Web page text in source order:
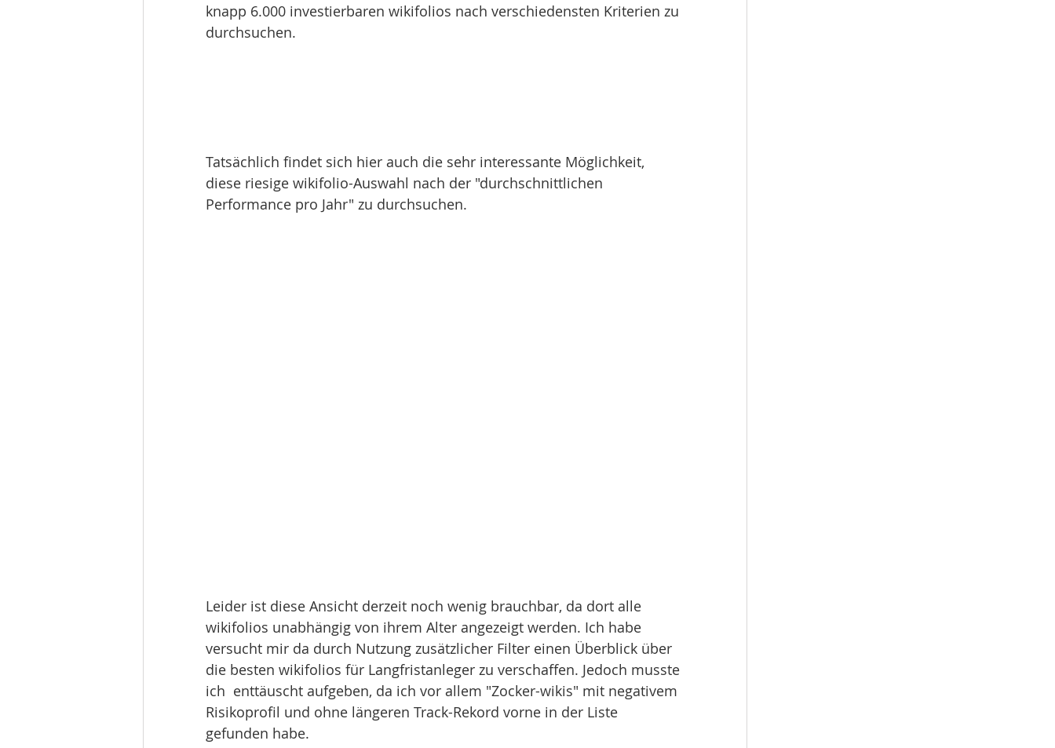
knapp 6.000 investierbaren wikifolios nach verschiedensten Kriterien zu
durchsuchen.
Tatsächlich findet sich hier auch die sehr interessante Möglichkeit,
diese riesige wikifolio-Auswahl nach der "durchschnittlichen
Performance pro Jahr" zu durchsuchen.
Leider ist diese Ansicht derzeit noch wenig brauchbar, da dort alle
wikifolios unabhängig von ihrem Alter angezeigt werden. Ich habe
versucht mir da durch Nutzung zusätzlicher Filter einen Überblick über
die besten wikifolios für Langfristanleger zu verschaffen. Jedoch musste
ich  enttäuscht aufgeben, da ich vor allem "Zocker-wikis" mit negativem
Risikoprofil und ohne längeren Track-Rekord vorne in der Liste
gefunden habe.